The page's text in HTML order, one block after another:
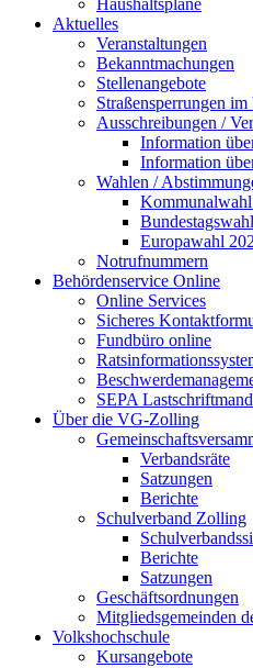
Haushaltspläne
Aktuelles
Veranstaltungen
Bekanntmachungen
Stellenangebote
Straßensperrungen
Ausschreibungen /
Information
Information
Wahlen /
Europawahl
Notrufnummern
Behördenservice Online
Online Services
Sicheres
Fundbüro online
SEPA
Über die VG-Zolling
Verbandsräte
Satzungen
Berichte
Schulverband Zolling
Berichte
Satzungen
Geschäftsordnungen
Mitgliedsgemeinden
Volkshochschule
Kursangebote